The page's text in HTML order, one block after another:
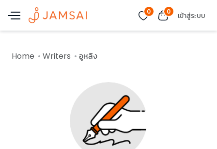
0 0 เข้าสู่ระบบ
Home Writers อูหลิง